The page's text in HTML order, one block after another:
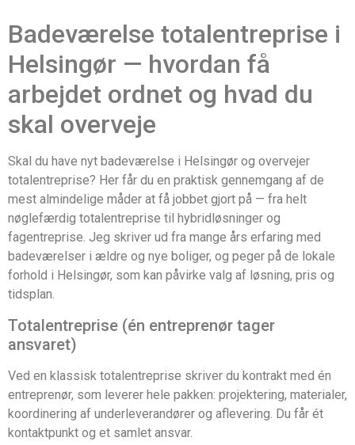
Badeværelse totalentreprise i
Helsingør — hvordan få
arbejdet ordnet og hvad du
skal overveje
Skal du have nyt badeværelse i Helsingør og overvejer
totalentreprise? Her får du en praktisk gennemgang af de
mest almindelige måder at få jobbet gjort på — fra helt
nøglefærdig totalentreprise til hybridløsninger og
fagentreprise. Jeg skriver ud fra mange års erfaring med
badeværelser i ældre og nye boliger, og peger på de lokale
forhold i Helsingør, som kan påvirke valg af løsning, pris og
tidsplan.
Totalentreprise (én entreprenør tager
ansvaret)
Ved en klassisk totalentreprise skriver du kontrakt med én
entreprenør, som leverer hele pakken: projektering, materialer,
koordinering af underleverandører og aflevering. Du får ét
kontaktpunkt og et samlet ansvar.